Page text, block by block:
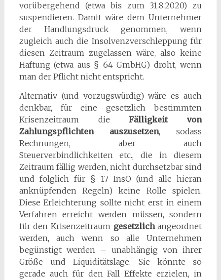
vorübergehend (etwa bis zum 31.8.2020) zu
suspendieren. Damit wäre dem Unternehmer
der Handlungsdruck genommen, wenn
zugleich auch die Insolvenzverschleppung für
diesen Zeitraum zugelassen wäre, also keine
Haftung (etwa aus § 64 GmbHG) droht, wenn
man der Pflicht nicht entspricht.
Alternativ (und vorzugswürdig) wäre es auch
denkbar, für eine gesetzlich bestimmten
Krisenzeitraum dieFälligkeit von
Zahlungspflichten
auszusetzen, sodass
Rechnungen, aber auch
Steuerverbindlichkeiten etc., die in diesem
Zeitraum fällig werden, nicht durchsetzbar sind
und folglich für § 17 InsO (und alle hieran
anknüpfenden Regeln) keine Rolle spielen.
Diese Erleichterung sollte nicht erst in einem
Verfahren erreicht werden müssen, sondern
für den Krisenzeitraum gesetzlichangeordnet
werden, auch wenn so alle Unternehmen
begünstigt werden – unabhängig von ihrer
Größe und Liquiditätslage. Sie könnte so
gerade auch für den Fall Effekte erzielen, in